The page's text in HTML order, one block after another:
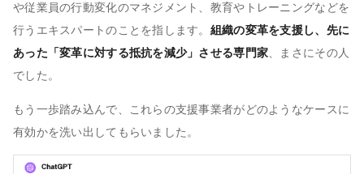
や従業員の行動変化のマネジメント、教育やトレーニングなどを
行うエキスパートのことを指します。 組織の変革を支援し、先に
あった「変革に対する抵抗を減少」させる専門家 、まさにその人
でした。
もう一歩踏み込んで、これらの支援事業者がどのようなケースに
有効かを洗い出してもらいました。